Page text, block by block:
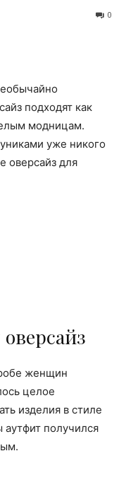
0
подходят как
модницам.
уже никого
оверсайз для
женщин
целое
изделия в стиле
получился